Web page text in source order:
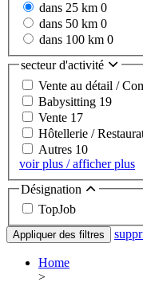
dans 25 km 0
dans 50 km 0
dans 100 km 0
secteur d'activité
Vente au détail /
Babysitting 19
Vente 17
Hôtellerie /
Autres 10
voir plus / afficher plus
Désignation
TopJob
Appliquer des filtres
Home
>